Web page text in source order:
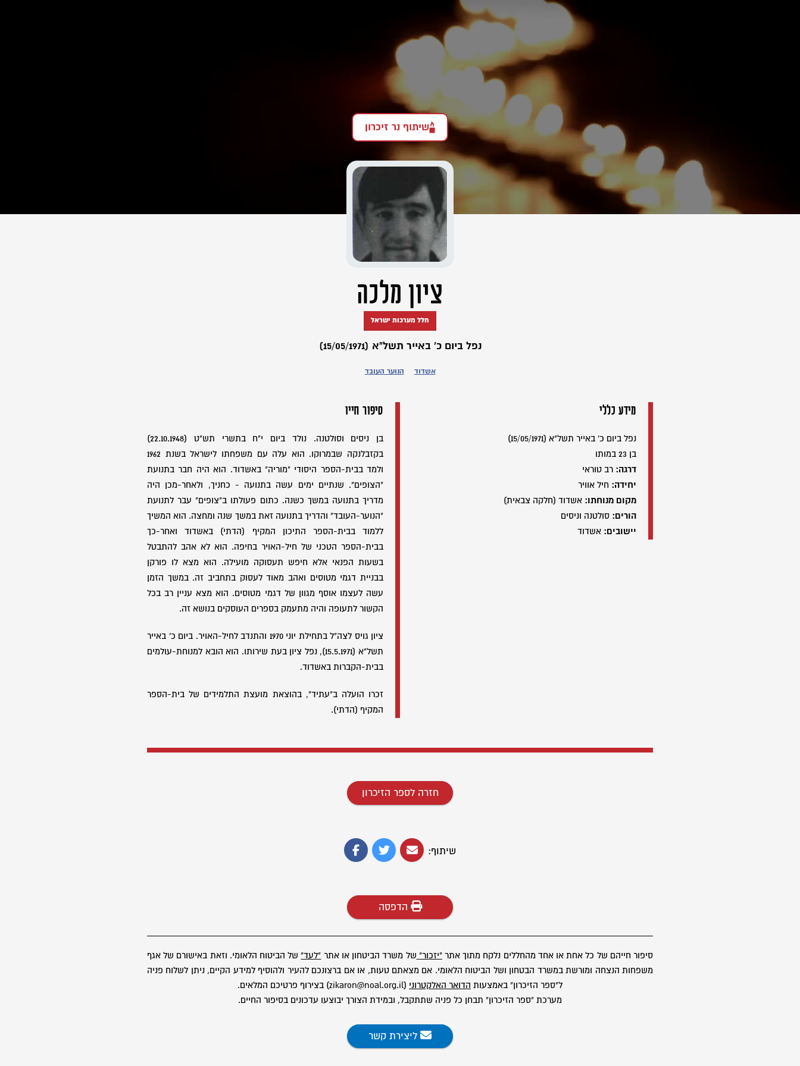
שיתוף נר זיכרון
ציון מלכה
חלל מערכות ישראל
נפל ביום כ' באייר תשל"א (15/05/1971)
אשדוד הנוער העובד
מידע כללי
נפל ביום כ' באייר תשל"א (15/05/1971)
בן 23 במותו
דרגה: רב טוראי
יחידה: חיל אוויר
מקום מנוחתו: אשדוד (חלקה צבאית)
הורים: סולטנה וניסים
יישובים: אשדוד
סיפור חייו
בן ניסים וסולטנה. נולד ביום י"ח בתשרי תש"ט (22.10.1948)
בקזבלנקה שבמרוקו. הוא עלה עם משפחתו לישראל בשנת 1962
ולמד בבית-הספר היסודי "מוריה" באשדוד. הוא היה חבר בתנועת
"הצופים". שנתיים ימים עשה בתנועה - כחניך, ולאחר-מכן היה
מדריך בתנועה במשך כשנה. כתום פעולתו ב"צופים" עבר לתנועת
"הנוער-העובד" והדריך בתנועה זאת במשך שנה ומחצה. הוא המשיך
ללמוד בבית-הספר התיכון המקיף (הדתי) באשדוד ואחר-כך
בבית-הספר הטכני של חיל-האויר בחיפה. הוא לא אהב להתבטל
בשעות הפנאי אלא חיפש תעסוקה מועילה. הוא מצא לו פורקן
בבניית דגמי מטוסים ואהב מאוד לעסוק בתחביב זה. במשך הזמן
עשה לעצמו אוסף מגוון של דגמי מטוסים. הוא מצא עניין רב בכל
הקשור לתעופה והיה מתעמק בספרים העוסקים בנושא זה.
ציון גויס לצה"ל בתחילת יוני 1970 והתנדב לחיל-האויר. ביום כ' באייר
תשל"א (15.5.1971), נפל ציון בעת שירותו. הוא הובא למנוחת-עולמים
בבית-הקברות באשדוד.
זכרו הועלה ב"עתיד", בהוצאת מועצת התלמידים של בית-הספר
המקיף (הדתי).
חזרה לספר הזיכרון
שיתוף:
הדפסה
סיפור חייהם של כל אחת או אחד מהחללים נלקח מתוך אתר"יזכור" של משרד הביטחון או אתר "לעד"של הביטוח הלאומי. וזאת באישורם של אגף
משפחות הנצחה ומורשת במשרד הבטחון ושל הביטוח הלאומי. אם מצאתם טעות, או אם ברצונכם להעיר ולהוסיף למידע הקיים, ניתן לשלוח פניה
ל"ספר הזיכרון" באמצעות הדואר האלקטרוני (zikaron@noal.org.il) בצירוף פרטיכם המלאים.
מערכת "ספר הזיכרון" תבחן כל פניה שתתקבל, ובמידת הצורך יבוצעו עדכונים בסיפור החיים.
ליצירת קשר